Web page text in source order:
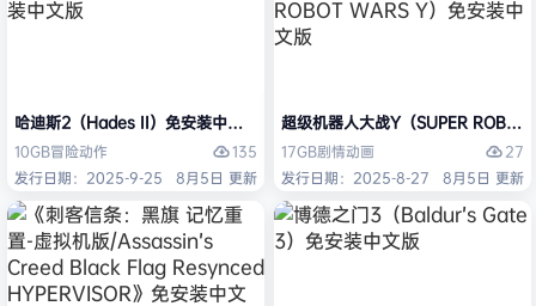
哈迪斯2（Hades II）免安装中文版
10GB冒险动作
135
发行日期：2025-9-25
8月5日 更新
超级机器人大战Y（SUPER
17GB剧情动画
27
发行日期：2025-8-27
8月5日 更新